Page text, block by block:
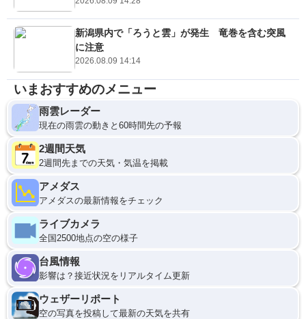
新潟県内で「ろうと雲」が発生 竜巻を含む突風
に注意
2026.08.09 14:14
いまおすすめのメニュー
雨雲レーダー
現在の雨雲の動きと60時間先の予報
2週間天気
2週間先までの天気・気温を掲載
アメダス
アメダスの最新情報をチェック
ライブカメラ
全国2500地点の空の様子
台風情報
影響は？接近状況をリアルタイム更新
ウェザーリポート
空の写真を投稿して最新の天気を共有